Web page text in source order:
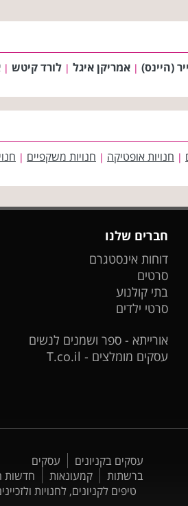
(היינס) | אמריקן איגל | לורד קיטש |
| חנויות אופטיקה | חנויות משקפיים |
חברים שלנו
דוחות אינסטגרם
סרטים
בתי קולנוע
סרטי ילדים
אורייתא - ספר ושמנים לנשים
עסקים מומלצים - T.co.il
עסקים בקניונים
עסקים
ברשתות
קמעונאות
חדשות
טיפים לקניונים, לחנויות